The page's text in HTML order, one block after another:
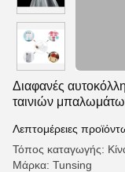
Διαφανές
ταινιών
Λεπτομέρειες
Τόπος καταγωγής:
Μάρκα: Tunsing